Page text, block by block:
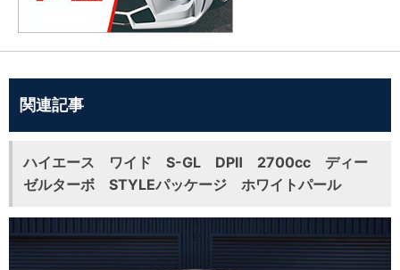
関連記事
ハイエース ワイド S-GL DPⅡ 2700cc ディー
ゼルターボ STYLEパッケージ ホワイトパール